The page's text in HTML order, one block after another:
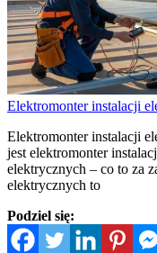
Elektromonter instalacji
Elektromonter instalacji
jest elektromonter
elektrycznych – co to za
elektrycznych to
Podziel się: